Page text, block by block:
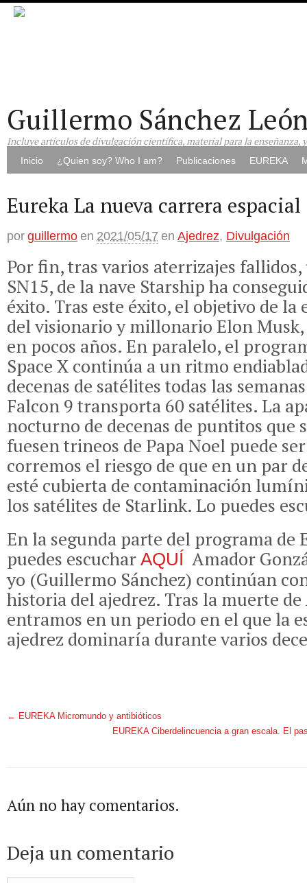
Guillermo Sánchez
Incluye artículos de divulgación científica, material para la enseñanza,
Inicio ¿Quien soy? Who I am? Publicaciones EUREKA
Eureka La nueva carrera espacial
por guillermo en 2021/05/17 en Ajedrez, Divulgación
Por fin, tras varios aterrizajes
SN15, de la nave Starship ha
éxito. Tras este éxito, el objetivo de la
del visionario y millonario Elon
en pocos años. En paralelo, el
Space X continúa a un ritmo
decenas de satélites todas las
Falcon 9 transporta 60 satélites. La
nocturno de decenas de puntitos que
fuesen trineos de Papa Noel puede
corremos el riesgo de que en un par
esté cubierta de contaminación
los satélites de Starlink. Lo puedes
En la segunda parte del programa de
puedes escuchar AQUÍ Amador
yo (Guillermo Sánchez) continúan
historia del ajedrez. Tras la muerte
entramos en un periodo en el que la
ajedrez dominaría durante varios
← EUREKA Micromundo y antibióticos
EUREKA Ciberdelincuencia a gran escala. El
Aún no hay comentarios.
Deja un comentario